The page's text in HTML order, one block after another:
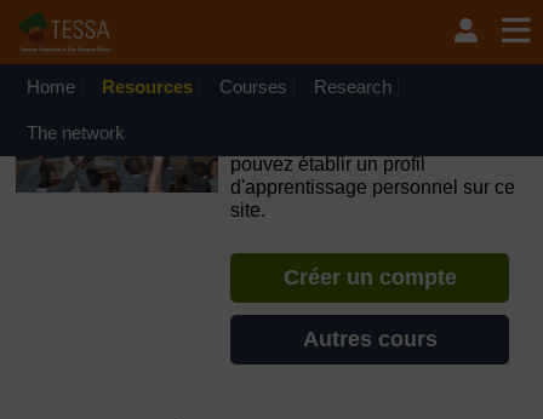
Passer au contenu principal
OpenLearn Create will be unavailable on Wednesday 12
August 2026 from 8am to 10.30am (GMT) due to routine
Home Resources Courses Research
The network
pouvez établir un profil
d'apprentissage personnel sur ce
site.
Créer un compte
Autres cours